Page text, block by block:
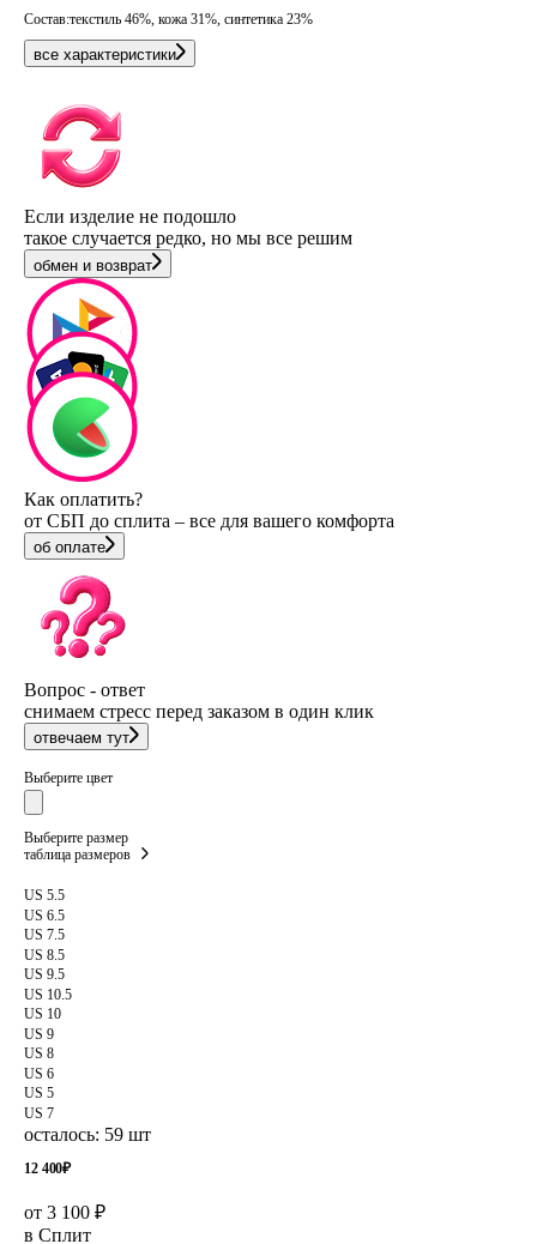
Состав:текстиль 46%, кожа 31%, синтетика 23%
все характеристики
Если изделие не подошло
такое случается редко, но мы все решим
обмен и возврат
Как оплатить?
от СБП до сплита – все для вашего комфорта
об оплате
Вопрос - ответ
снимаем стресс перед заказом в один клик
отвечаем тут
Выберите цвет
Выберите размер
таблица размеров
US 5.5
US 6.5
US 7.5
US 8.5
US 9.5
US 10.5
US 10
US 9
US 8
US 6
US 5
US 7
осталось: 59 шт
12 400₽
от 3 100 ₽
в Сплит